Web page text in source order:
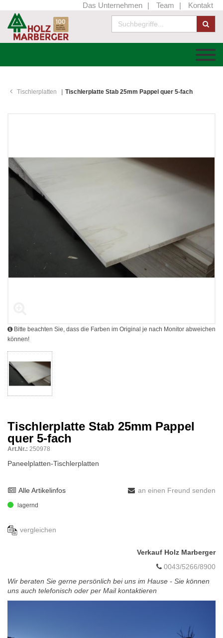
Das Unternehmen Team Kontakt
Tischlerplatten Tischlerplatte Stab 25mm Pappel quer 5-fach
Bitte beachten Sie, dass die Farben im Original je nach Monitor abweichen
können!
Tischlerplatte Stab 25mm Pappel
quer 5-fach
Art.Nr.: 250978
Paneelplatten-Tischlerplatten
Alle Artikelinfos an einen Freund senden
lagernd
vergleichen
Verkauf Holz Marberger
0043/5266/8900
Wir beraten Sie gerne persönlich bei uns im Hause - Sie können
uns auch telefonisch oder per Mail kontaktieren